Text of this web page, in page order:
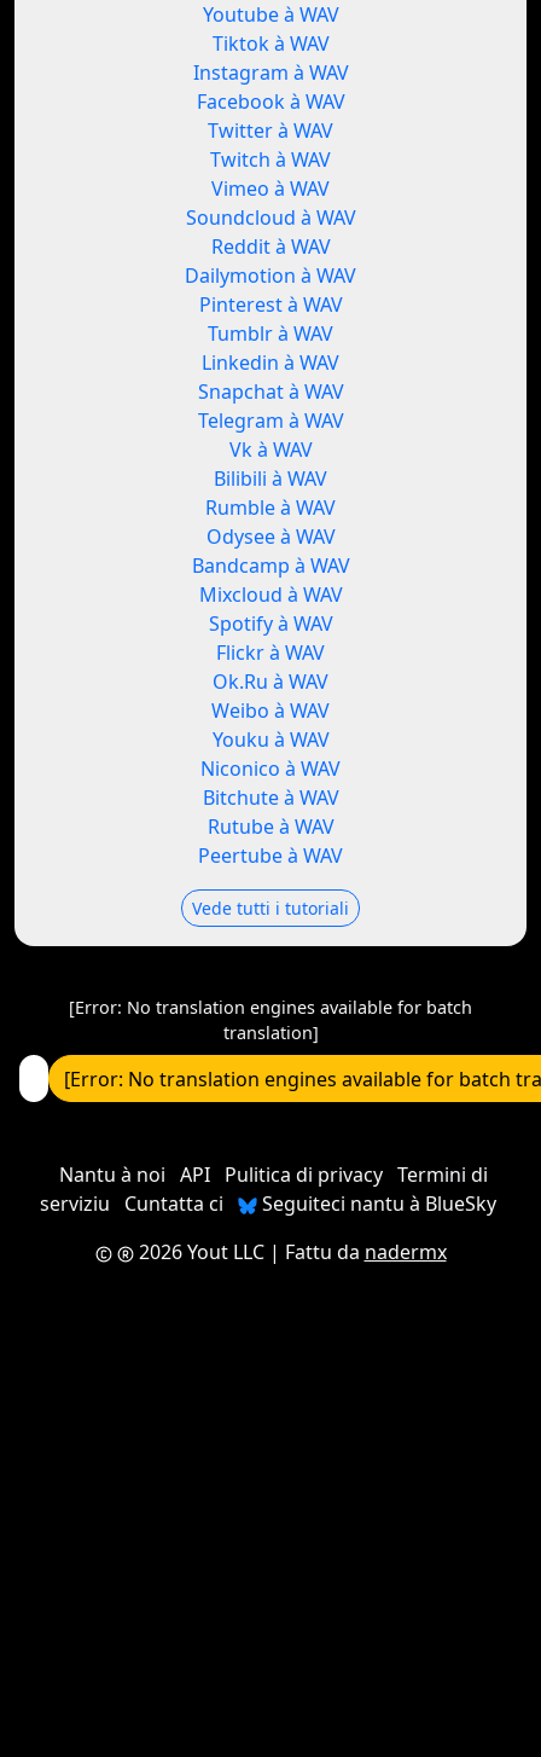
Youtube à WAV
Tiktok à WAV
Instagram à WAV
Facebook à WAV
Twitter à WAV
Twitch à WAV
Vimeo à WAV
Soundcloud à WAV
Reddit à WAV
Dailymotion à WAV
Pinterest à WAV
Tumblr à WAV
Linkedin à WAV
Snapchat à WAV
Telegram à WAV
Vk à WAV
Bilibili à WAV
Rumble à WAV
Odysee à WAV
Bandcamp à WAV
Mixcloud à WAV
Spotify à WAV
Flickr à WAV
Ok.Ru à WAV
Weibo à WAV
Youku à WAV
Niconico à WAV
Bitchute à WAV
Rutube à WAV
Peertube à WAV
Vede tutti i tutoriali
[Error: No translation engines available for batch
translation]
[Error: No translation engines available for batch
Nantu à noi API Pulitica di privacy Termini di
serviziu
Cuntatta ci
Seguiteci nantu à BlueSky
2026 Yout LLC| Fattu da nadermx